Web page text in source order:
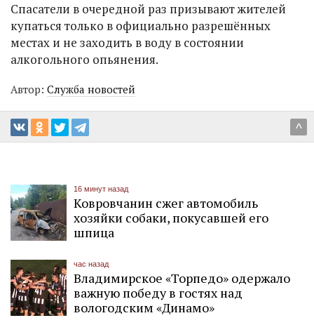
Спасатели в очередной раз призывают жителей
купаться только в официально разрешённых
местах и не заходить в воду в состоянии
алкогольного опьянения.
Автор: Служба новостей
^
16 минут назад
Ковровчанин сжег автомобиль
хозяйки собаки, покусавшей его
шпица
час назад
Владимирское «Торпедо» одержало
важную победу в гостях над
вологодским «Динамо»